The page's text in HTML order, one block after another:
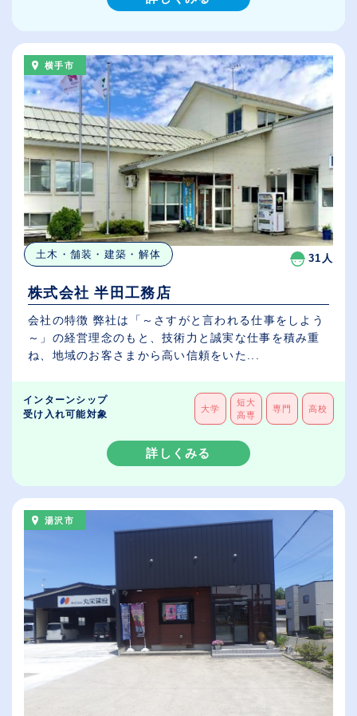
横手市
土木・舗装・建築・解体 31人
株式会社 半田工務店
会社の特徴 弊社は「～さすがと言われる仕事をしよう
～」の経営理念のもと、技術力と誠実な仕事を積み重
ね、地域のお客さまから高い信頼をいた...
インターンシップ
受け入れ可能対象
大学
短大
高専
専門 高校
詳しくみる
湯沢市